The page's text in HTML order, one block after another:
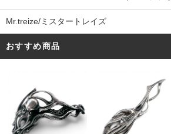
Mr.treize/ミスタートレイズ
おすすめ商品